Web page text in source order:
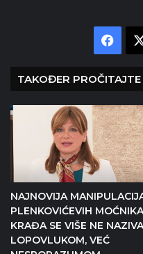
TAKOĐER PROČITAJTE
NAJNOVIJA
PLENKOVIĆEVIH
KRAĐA SE VIŠE NE NAZIVA
LOPOVLUKOM, VEĆ